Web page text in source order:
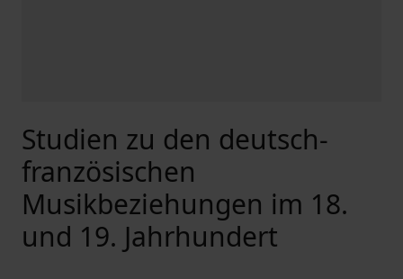
Studien zu den deutsch-
französischen
Musikbeziehungen im 18.
und 19. Jahrhundert